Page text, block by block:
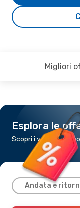
Migliori
Esplora le
Scopri i voli più
Andata e